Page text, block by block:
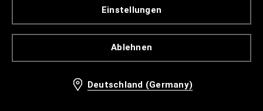
Ablehnen
Einstellungen
Deutschland (Germany)